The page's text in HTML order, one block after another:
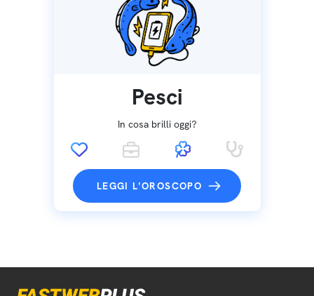
Pesci
In cosa brilli oggi?
LEGGI L'OROSCOPO